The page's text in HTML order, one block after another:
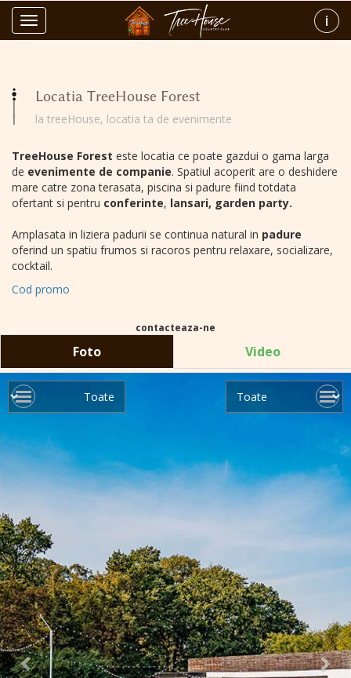
Toggle
navigation
Locatia TreeHouse Forest
la treeHouse, locatia ta de evenimente
TreeHouse Forest este locatia ce poate gazdui o gama larga
de evenimente de companie. Spatiul acoperit are o deshidere
mare catre zona terasata, piscina si padure fiind totdata
ofertant si pentru conferinte, lansari, garden party.
Amplasata in liziera padurii se continua natural in padure
oferind un spatiu frumos si racoros pentru relaxare, socializare,
cocktail.
Cod promo
contacteaza-ne
Foto Video